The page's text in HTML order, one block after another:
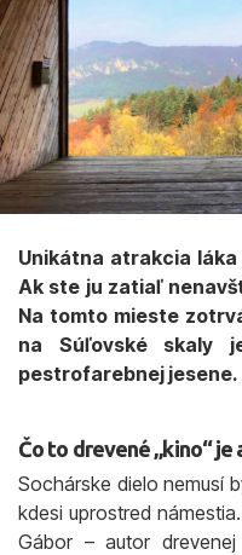
Unikátna atrakcia
Ak ste ju zatiaľ
Na tomto mieste
na Súľovské skaly
pestrofarebnej jesene.
Čo to drevené „kino“ je
Sochárske dielo nemusí
kdesi uprostred
Gábor – autor